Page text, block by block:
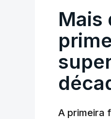
Mais
A primeira